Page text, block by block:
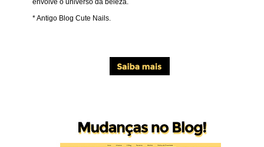
* Antigo Blog Cute Nails.